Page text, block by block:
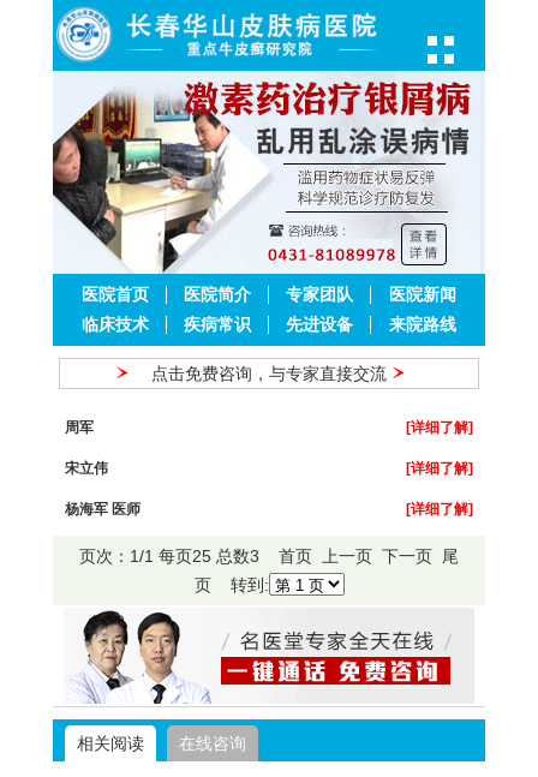
医院首页 医院简介 专家团队
医院新闻
临床技术
疾病常识 先进设备 来院路线
点击免费咨询，与专家直接交流
周军 [详细了解]
宋立伟 [详细了解]
杨海军 医师 [详细了解]
页次：1/1 每页25 总数3 首页 上一页 下一页 尾
页 转到:
相关阅读 在线咨询